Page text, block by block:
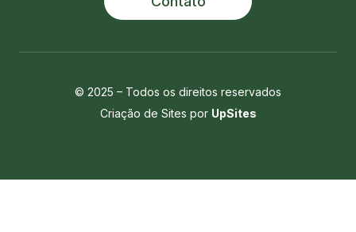
© 2025 – Todos os direitos reservados
Criação de Sites por UpSites